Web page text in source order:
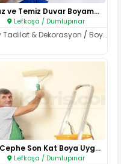
Düz ve Temiz Duvar Boyama..
Lefkoşa / Dumlupınar
Tadilat & Dekorasyon /Boya & Badana
İç Cephe Son Kat Boya Uygulama..
Lefkoşa / Dumlupınar